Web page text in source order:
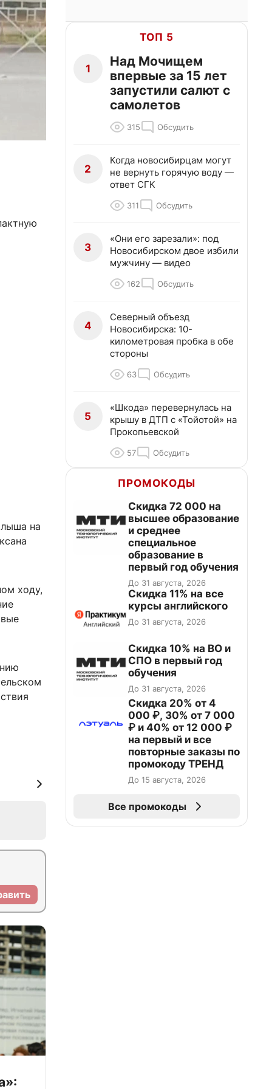
на
ходу,
ТОП 5
1
Над Мочищем
впервые за 15 лет
запустили салют с
самолетов
315 Обсудить
2
Когда новосибирцам могут
не вернуть горячую воду —
ответ СГК
311 Обсудить
3
«Они его зарезали»: под
Новосибирском двое избили
мужчину — видео
162 Обсудить
4
Северный объезд
Новосибирска: 10-
километровая пробка в обе
стороны
63 Обсудить
5
«Шкода» перевернулась на
крышу в ДТП с «Тойотой» на
Прокопьевской
57 Обсудить
ПРОМОКОДЫ
Скидка 72 000 на
высшее образование
и среднее
специальное
образование в
первый год обучения
До 31 августа, 2026
Скидка 11% на все
курсы английского
До 31 августа, 2026
Скидка 10% на ВО и
СПО в первый год
обучения
До 31 августа, 2026
Скидка 20% от 4
000 ₽, 30% от 7 000
₽ и 40% от 12 000 ₽
на первый и все
повторные заказы по
промокоду ТРЕНД
До 15 августа, 2026
Все промокоды